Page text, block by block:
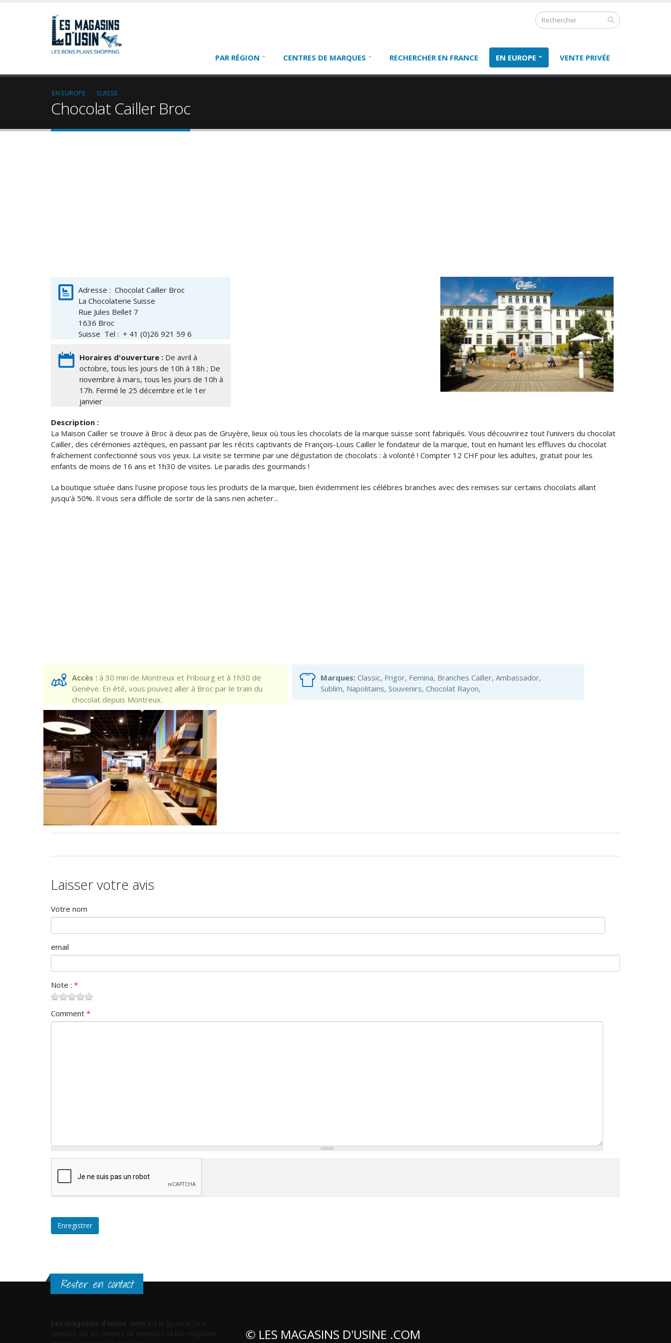
PAR RÉGION CENTRES DE MARQUES RECHERCHER EN FRANCE EN EUROPE VENTE PRIVÉE
EN EUROPE SUISSE
Chocolat Cailler Broc
Adresse : Chocolat Cailler Broc
La Chocolaterie Suisse
Rue Jules Bellet 7
1636 Broc
Suisse Tel : + 41 (0)26 921 59 6
Horaires d'ouverture : De avril à
octobre, tous les jours de 10h à 18h ; De
novembre à mars, tous les jours de 10h à
17h. Fermé le 25 décembre et le 1er
janvier
Description :
La Maison Cailler se trouve à Broc à deux pas de Gruyère, lieux où tous les chocolats de la marque suisse sont fabriqués. Vous découvrirez tout l'univers du chocolat
Cailler, des cérémonies aztèques, en passant par les récits captivants de François-Louis Cailler le fondateur de la marque, tout en humant les effluves du chocolat
fraîchement confectionné sous vos yeux. La visite se termine par une dégustation de chocolats : à volonté ! Compter 12 CHF pour les adultes, gratuit pour les
enfants de moins de 16 ans et 1h30 de visites. Le paradis des gourmands !
La boutique située dans l'usine propose tous les produits de la marque, bien évidemment les célébres branches avec des remises sur certains chocolats allant
jusqu'à 50%. Il vous sera difficile de sortir de là sans rien acheter...
Accès : à 30 min de Montreux et Fribourg et à 1h30 de
Genève. En été, vous pouvez aller à Broc par le train du
chocolat depuis Montreux.
Marques: Classic, Frigor, Femina, Branches Cailler, Ambassador,
Sublim, Napolitains, Souvenirs, Chocolat Rayon,
Laisser votre avis
Votre nom
email
Note : *
Comment *
Rester en contact
Les magasins d'usine .com est le guide le plus
complet sur les centres de marques et les magasins
© LES MAGASINS D'USINE .COM